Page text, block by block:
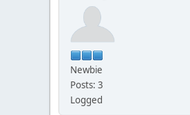
Newbie
Posts: 3
Logged